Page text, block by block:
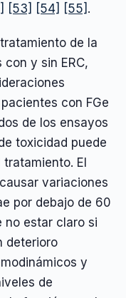
[53] [54] [55] .
de la
con y sin ERC,
con FGe
de los ensayos
toxicidad puede
El
variaciones
por debajo de 60
no estar claro si
deterioro
y
de